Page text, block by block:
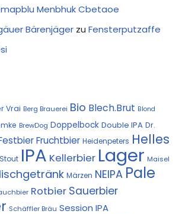
Menbhuk Cbetaoe
Bärenjäger zu Fensterputzaffe
Vrai Berg Brauerei Bio Blech.Brut Blond
BrewDog Doppelbock Double IPA Dr.
Fruchtbier Heidenpeters Helles
IPA Kellerbier Lager Maisel
Märzen NEIPA Pale
Rotbier Sauerbier
Schäffler Bräu Session IPA